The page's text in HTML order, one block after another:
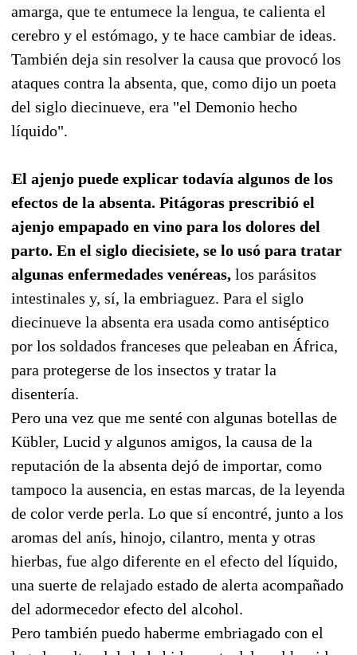
amarga, que te entumece la lengua, te calienta el
cerebro y el estómago, y te hace cambiar de ideas.
También deja sin resolver la causa que provocó los
ataques contra la absenta, que, como dijo un poeta
del siglo diecinueve, era "el Demonio hecho
líquido".
El ajenjo puede explicar todavía algunos de los
efectos de la absenta. Pitágoras prescribió el
ajenjo empapado en vino para los dolores del
parto. En el siglo diecisiete, se lo usó para tratar
algunas enfermedades venéreas, los parásitos
intestinales y, sí, la embriaguez. Para el siglo
diecinueve la absenta era usada como antiséptico
por los soldados franceses que peleaban en África,
para protegerse de los insectos y tratar la
disentería.
Pero una vez que me senté con algunas botellas de
Kübler, Lucid y algunos amigos, la causa de la
reputación de la absenta dejó de importar, como
tampoco la ausencia, en estas marcas, de la leyenda
de color verde perla. Lo que sí encontré, junto a los
aromas del anís, hinojo, cilantro, menta y otras
hierbas, fue algo diferente en el efecto del líquido,
una suerte de relajado estado de alerta acompañado
del adormecedor efecto del alcohol.
Pero también puedo haberme embriagado con el